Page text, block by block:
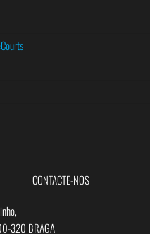
CONTACTE-NOS
320 BRAGA